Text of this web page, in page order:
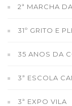
2ª MARCHA
31º GRITO E
35 ANOS DA
3ª ESCOLA
3ª EXPO VILA